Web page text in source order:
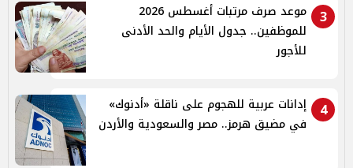
3
موعد صرف مرتبات أغسطس 2026
للموظفين.. جدول الأيام والحد الأدنى
للأجور
4
إدانات عربية للهجوم على ناقلة «أدنوك»
في مضيق هرمز.. مصر والسعودية والأردن